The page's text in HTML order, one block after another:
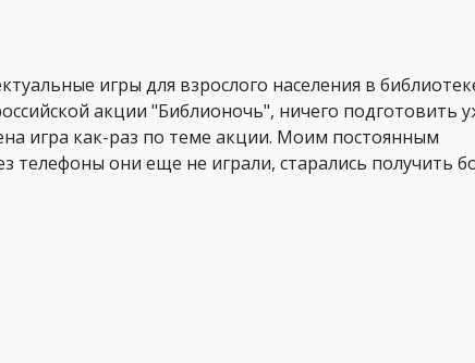
игры для взрослого населения в
акции "Библионочь", ничего подготовить
игра как-раз по теме акции. Моим постоянным
телефоны они еще не играли, старались получить